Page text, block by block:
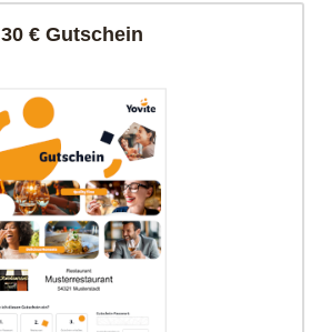
30 € Gutschein